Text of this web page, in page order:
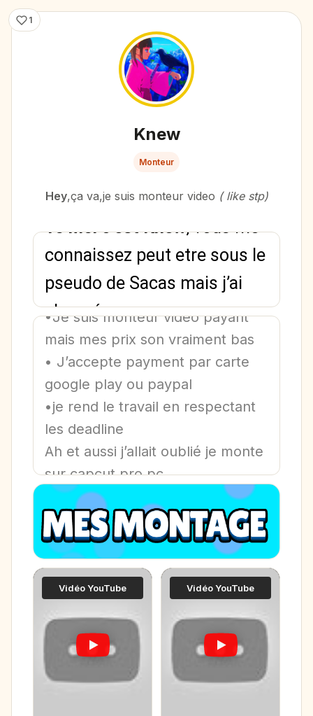
1
Knew
Monteur
Hey,ça va,je suis monteur video ( like stp)
Vidéo YouTube
Yo moi c’est Knew, vous me
connaissez peut etre sous le
pseudo de Sacas mais j’ai
changé
Vidéo YouTube
•Je suis monteur video payant
mais mes prix son vraiment bas
• J’accepte payment par carte
google play ou paypal
•je rend le travail en respectant
les deadline
Ah et aussi j’allait oublié je monte
sur capcut pro pc